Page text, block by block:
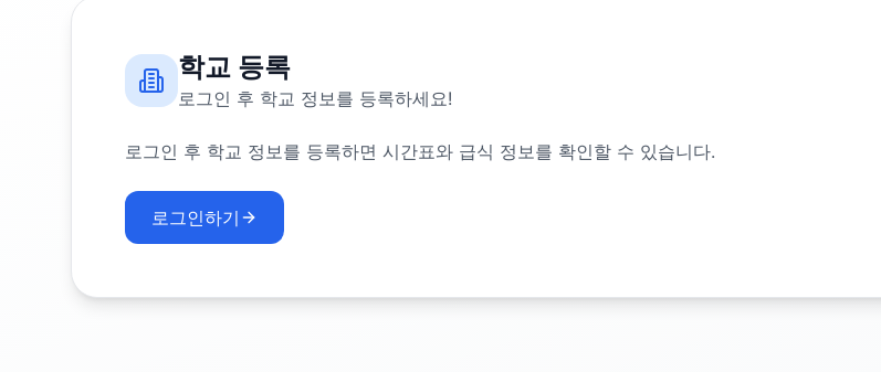
학교 등록
로그인 후 학교 정보를 등록하세요!
로그인 후 학교 정보를 등록하면 시간표와 급식 정보를 확인할 수 있습니다.
로그인하기